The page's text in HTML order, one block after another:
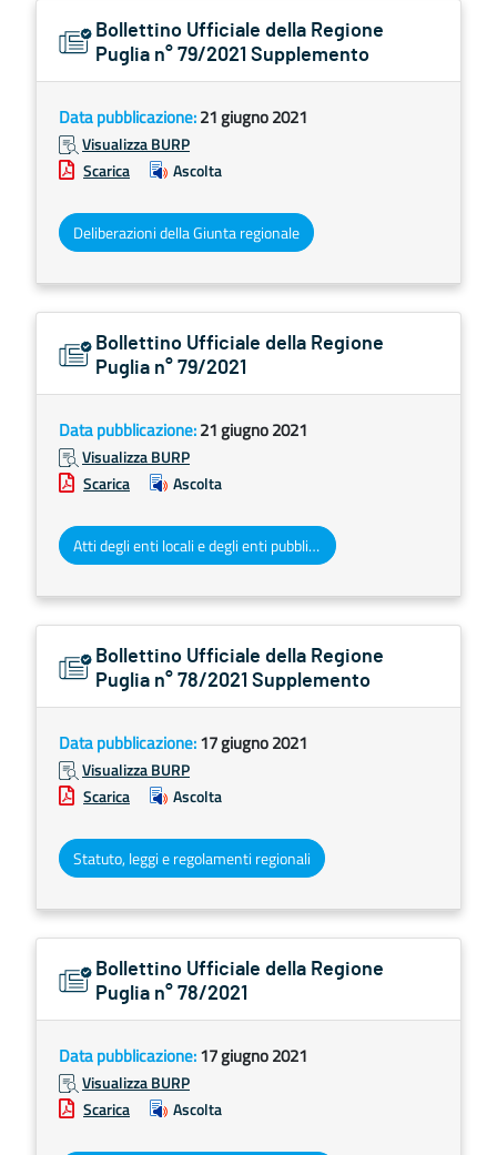
Bollettino Ufficiale della Regione
Puglia n° 79/2021 Supplemento
Data pubblicazione:21 giugno 2021
Visualizza BURP
Scarica
Ascolta
Deliberazioni della Giunta regionale
Bollettino Ufficiale della Regione
Puglia n° 79/2021
Data pubblicazione:21 giugno 2021
Visualizza BURP
Scarica
Ascolta
Atti degli enti locali e degli enti pubblici e privati
Bollettino Ufficiale della Regione
Puglia n° 78/2021 Supplemento
Data pubblicazione:17 giugno 2021
Visualizza BURP
Scarica
Ascolta
Statuto, leggi e regolamenti regionali
Bollettino Ufficiale della Regione
Puglia n° 78/2021
Data pubblicazione:17 giugno 2021
Visualizza BURP
Scarica
Ascolta